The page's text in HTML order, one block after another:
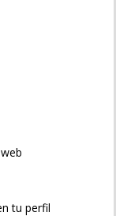
tu perfil